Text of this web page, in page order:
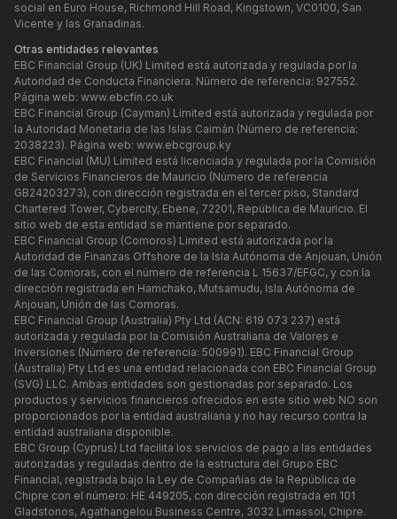
social en Euro House, Richmond Hill Road, Kingstown, VC0100, San
Vicente y las Granadinas.
Otras entidades relevantes
EBC Financial Group (UK) Limited está autorizada y regulada por la
Autoridad de Conducta Financiera. Número de referencia: 927552.
Página web: www.ebcfin.co.uk
EBC Financial Group (Cayman) Limited está autorizada y regulada por
la Autoridad Monetaria de las Islas Caimán (Número de referencia:
2038223). Página web: www.ebcgroup.ky
EBC Financial (MU) Limited está licenciada y regulada por la Comisión
de Servicios Financieros de Mauricio (Número de referencia
GB24203273), con dirección registrada en el tercer piso, Standard
Chartered Tower, Cybercity, Ebene, 72201, República de Mauricio. El
sitio web de esta entidad se mantiene por separado.
EBC Financial Group (Comoros) Limited está autorizada por la
Autoridad de Finanzas Offshore de la Isla Autónoma de Anjouan, Unión
de las Comoras, con el número de referencia L 15637/EFGC, y con la
dirección registrada en Hamchako, Mutsamudu, Isla Autónoma de
Anjouan, Unión de las Comoras.
EBC Financial Group (Australia) Pty Ltd (ACN: 619 073 237) está
autorizada y regulada por la Comisión Australiana de Valores e
Inversiones (Número de referencia: 500991). EBC Financial Group
(Australia) Pty Ltd es una entidad relacionada con EBC Financial Group
(SVG) LLC. Ambas entidades son gestionadas por separado. Los
productos y servicios financieros ofrecidos en este sitio web NO son
proporcionados por la entidad australiana y no hay recurso contra la
entidad australiana disponible.
EBC Group (Cyprus) Ltd facilita los servicios de pago a las entidades
autorizadas y reguladas dentro de la estructura del Grupo EBC
Financial, registrada bajo la Ley de Compañías de la República de
Chipre con el número: HE 449205, con dirección registrada en 101
Gladstonos, Agathangelou Business Centre, 3032 Limassol, Chipre.